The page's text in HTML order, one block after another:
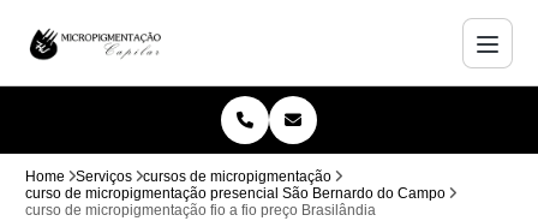
Home Serviços
cursos de micropigmentação
curso de micropigmentação presencial São Bernardo do Campo
curso de micropigmentação fio a fio preço Brasilândia